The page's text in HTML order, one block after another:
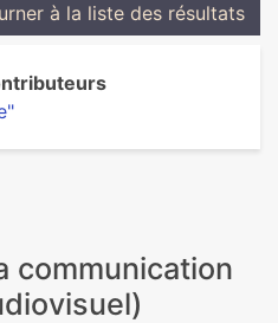
à la liste des résultats
communication